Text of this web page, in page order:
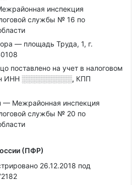
инспекция
службы № 16 по
— площадь Труда, 1, г.
поставлено на учет в налоговом
ИНН ░░░░░░░░░░, КПП
— Межрайонная инспекция
службы № 20 по
(ПФР)
26.12.2018 под